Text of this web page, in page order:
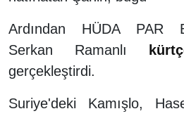
Ardından HÜDA PAR
Serkan Ramanlı
gerçekleştirdi.
Suriye'deki Kamışlo,